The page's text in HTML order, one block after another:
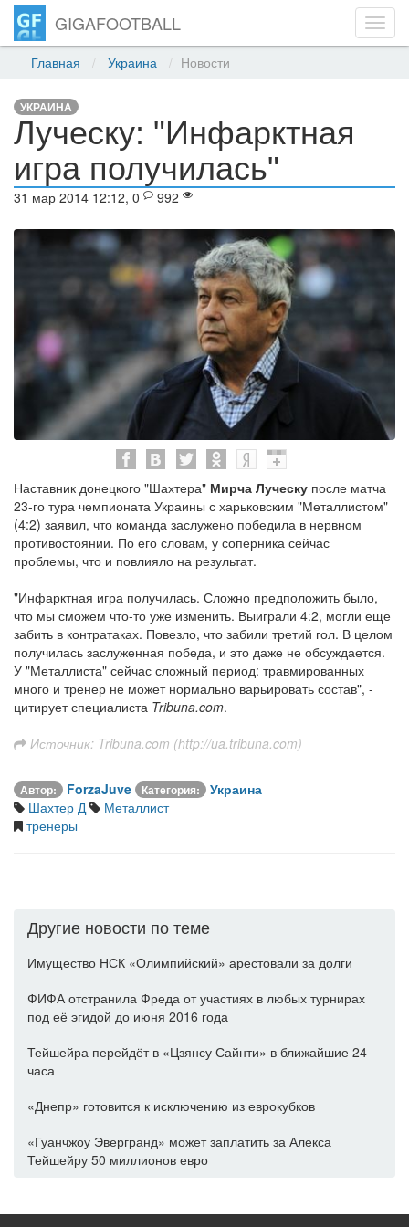
GIGAFOOTBALL
Главная Украина Новости
УКРАИНА
Луческу: "Инфарктная
игра получилась"
31 мар 2014 12:12, 0 992
Наставник донецкого "Шахтера" Мирча Луческу после матча
23-го тура чемпионата Украины с харьковским "Металлистом"
(4:2) заявил, что команда заслужено победила в нервном
противостоянии. По его словам, у соперника сейчас
проблемы, что и повлияло на результат.
"Инфарктная игра получилась. Сложно предположить было,
что мы сможем что-то уже изменить. Выиграли 4:2, могли еще
забить в контратаках. Повезло, что забили третий гол. В целом
получилась заслуженная победа, и это даже не обсуждается.
У "Металлиста" сейчас сложный период: травмированных
много и тренер не может нормально варьировать состав", -
цитирует специалиста Tribuna.com.
Источник: Tribuna.com (http://ua.tribuna.com)
Автор: ForzaJuve Категория:
Украина
Шахтер Д
Металлист
тренеры
Другие новости по теме
Имущество НСК «Олимпийский» арестовали за долги
ФИФА отстранила Фреда от участиях в любых турнирах
под её эгидой до июня 2016 года
Тейшейра перейдёт в «Цзянсу Сайнти» в ближайшие 24
часа
«Днепр» готовится к исключению из еврокубков
«Гуанчжоу Эвергранд» может заплатить за Алекса
Тейшейру 50 миллионов евро